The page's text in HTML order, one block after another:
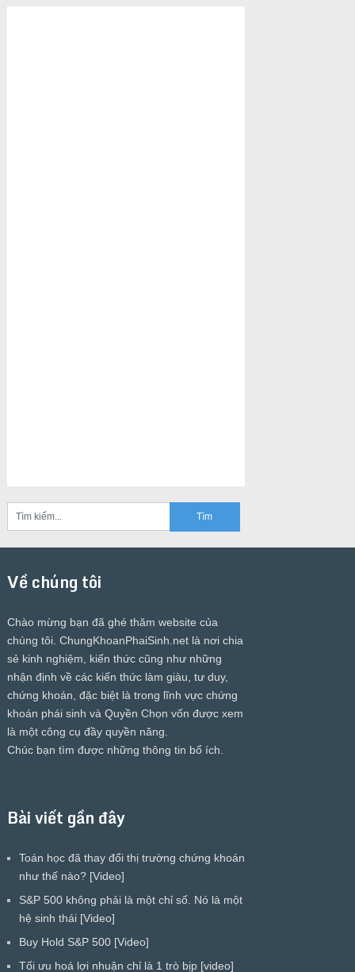
Về chúng tôi
Chào mừng bạn đã ghé thăm website của
chúng tôi. ChungKhoanPhaiSinh.netlà nơi chia
sẻ kinh nghiệm, kiến thức cũng như những
nhận định về các kiến thức làm giàu, tư duy,
chứng khoán, đặc biệt là trong lĩnh vực chứng
khoán phái sinh và Quyền Chọn vốn được xem
là một công cụ đầy quyền năng.
Chúc bạn tìm được những thông tin bổ ích.
Bài viết gần đây
Toán học đã thay đổi thị trường chứng khoán
như thế nào? [Video]
S&P 500 không phải là một chỉ số. Nó là một
hệ sinh thái [Video]
Buy Hold S&P 500 [Video]
Tối ưu hoá lợi nhuận chỉ là 1 trò bịp [video]